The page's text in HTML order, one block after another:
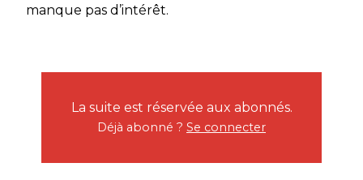
manque pas d’intérêt.
La suite est réservée aux abonnés.
Déjà abonné ? Se connecter